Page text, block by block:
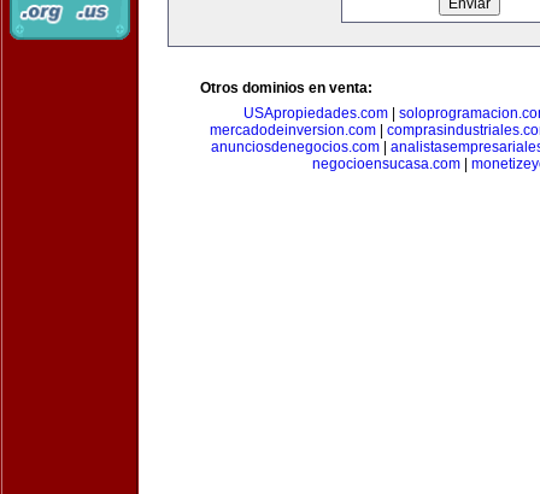
Otros dominios en venta:
USApropiedades.com
mercadodeinversion.com
anunciosdenegocios.com|
negocioensucasa.com|